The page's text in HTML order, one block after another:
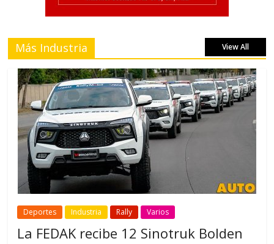
Más Industria View All
Deportes Industria Rally Varios
La FEDAK recibe 12 Sinotruk Bolden